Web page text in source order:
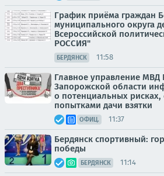
График приёма граждан
муниципального округа
Всероссийской
РОССИЯ"
БЕРДЯНСК 11:58
Главное управление МВД
Запорожской области
о потенциальных рисках,
попытками дачи взятки
ОФИЦ. 11:37
Бердянск спортивный:
победы
БЕРДЯНСК 11:14